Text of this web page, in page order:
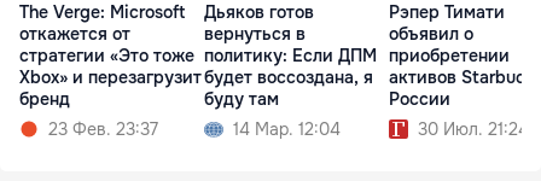
The Verge: Microsoft
откажется от
стратегии «Это тоже
Xbox» и перезагрузит
бренд
23 Фев. 23:37
Дьяков готов
вернуться в
политику: Если ДПМ
будет воссоздана, я
буду там
14 Мар. 12:04
Рэпер Тимати
объявил о
приобретении
активов
России
30 Июл. 21:24